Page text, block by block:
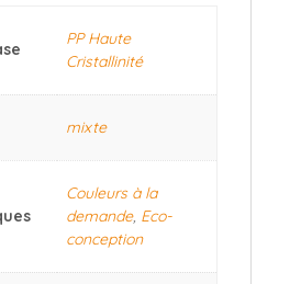
PP Haute
Cristallinité
mixte
Couleurs à la
demande, Eco-
conception